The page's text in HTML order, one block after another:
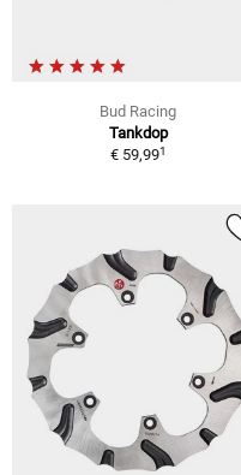
Bud Racing
Tankdop
€ 59,991